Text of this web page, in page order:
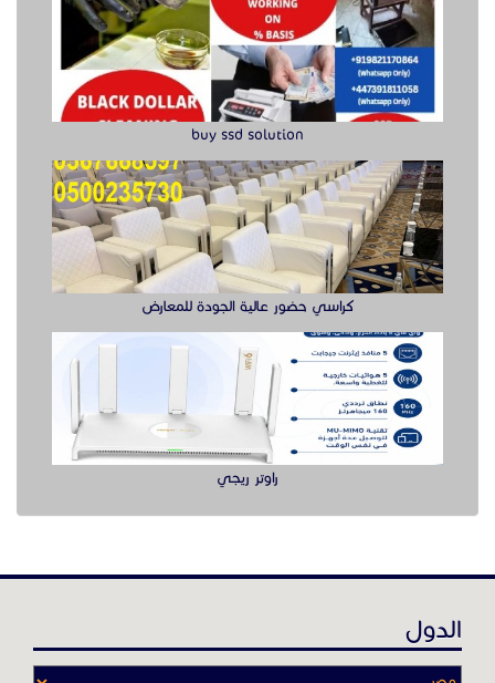
كراسي حضور عالية الجودة للمعارض
راوتر ريجي
الدول
عن موقع حراج خدمة